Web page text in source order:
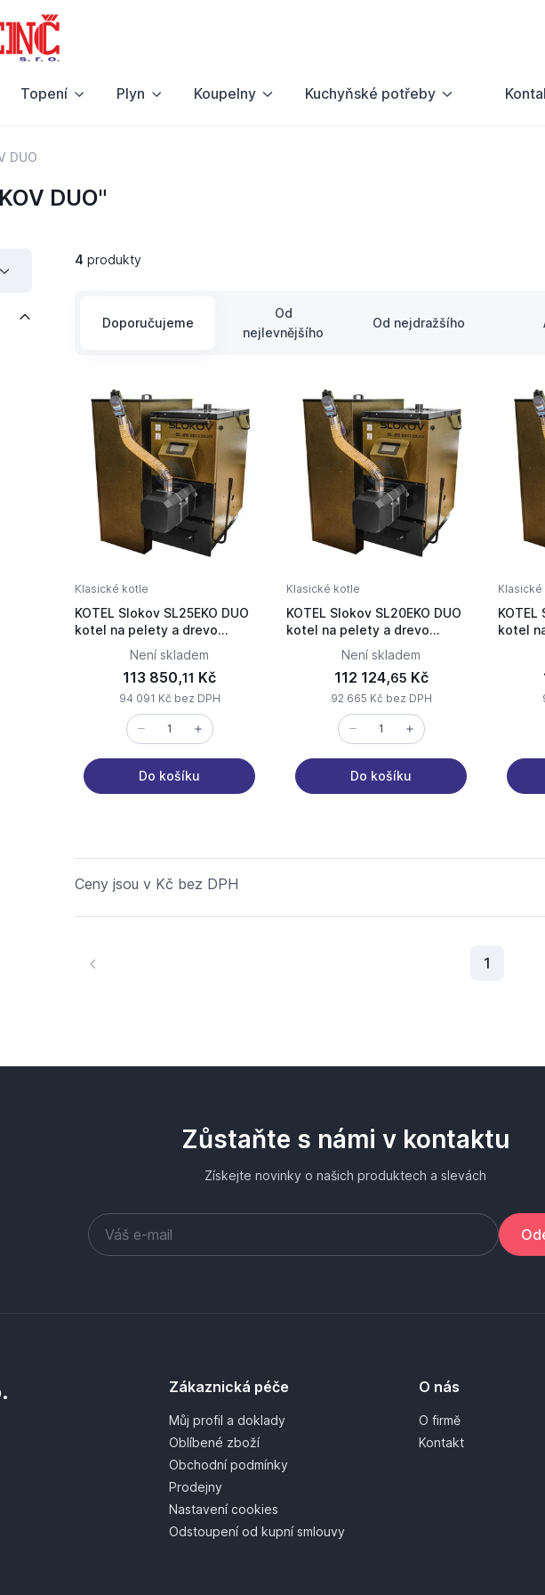
Topení Plyn Koupelny Kuchyňské potřeby
DUO
DUO"
4 produkty
Doporučujeme
Od
nejlevnějšího
Od nejdražšího
Klasické kotle
KOTEL Slokov SL25EKO DUO
kotel na pelety a drevo
(EKODESIGN)
Není skladem
113 850,11 Kč
94 091 Kč bez DPH
Do košíku
Klasické kotle
KOTEL Slokov SL20EKO DUO
kotel na pelety a drevo
(EKODESIGN)
Není skladem
112 124,65 Kč
92 665 Kč bez DPH
Do košíku
KOTEL
kotel
Ceny jsou v Kč bez DPH
1
Zůstaňte s námi v kontaktu
Získejte novinky o našich produktech a slevách
Zákaznická péče
Můj profil a doklady
Oblíbené zboží
Obchodní podmínky
Prodejny
Nastavení cookies
Odstoupení od kupní smlouvy
O nás
O firmě
Kontakt